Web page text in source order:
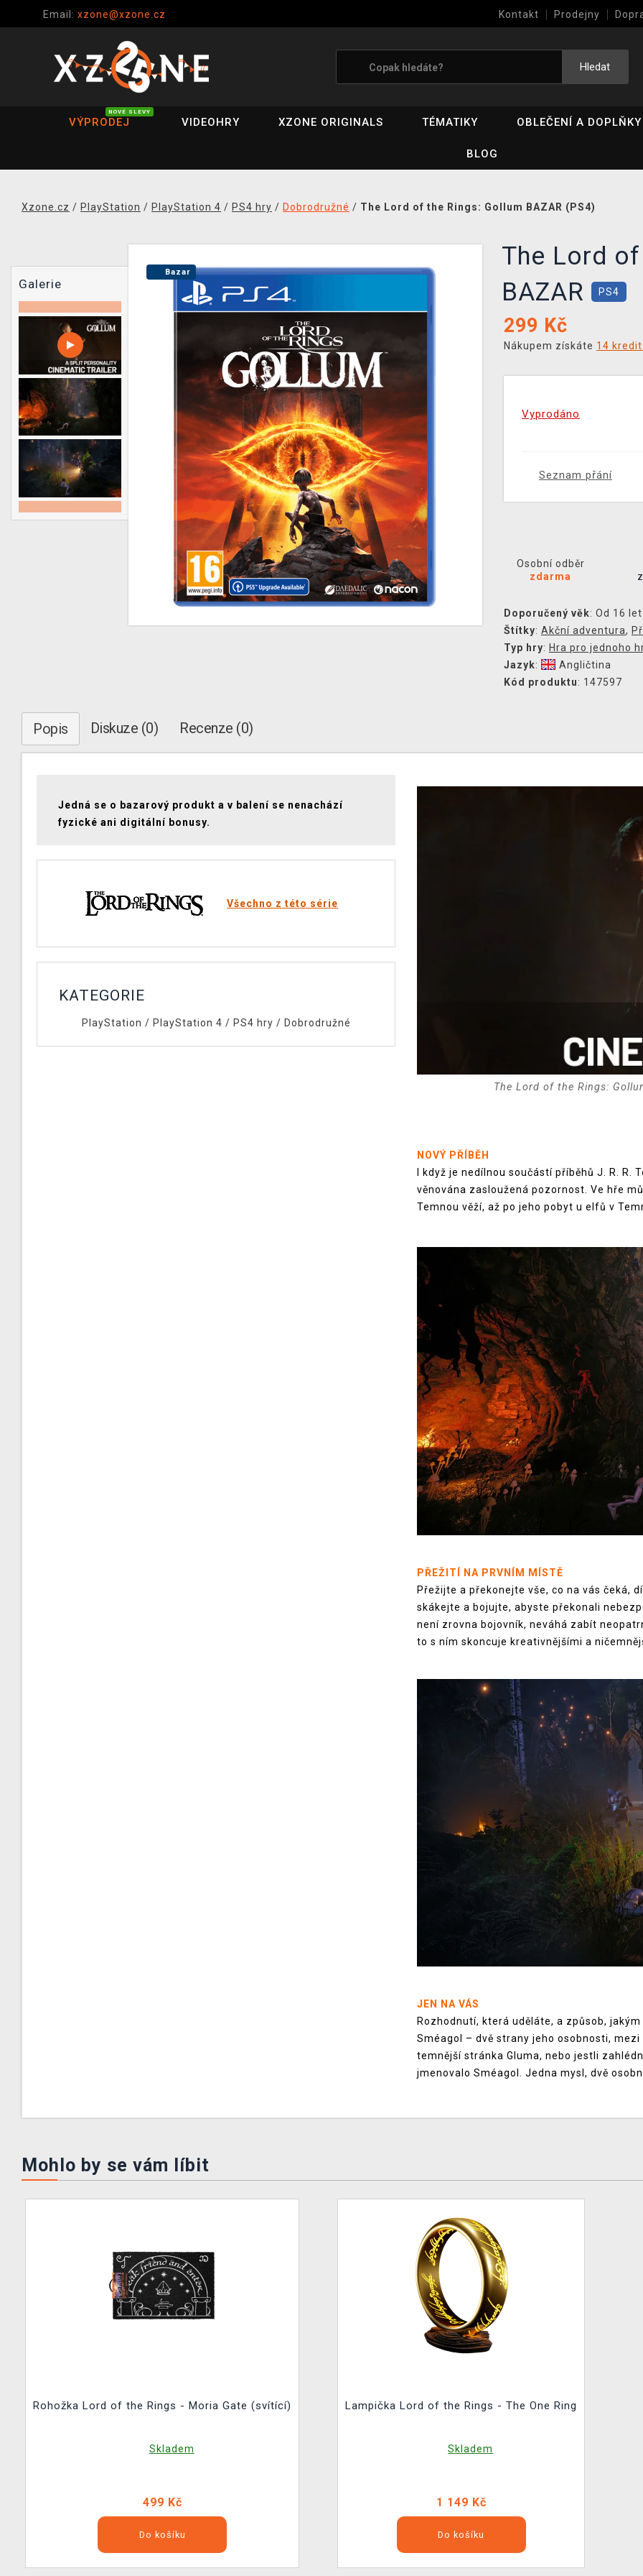
Email: xzone@xzone.cz Kontakt Prodejny
Hledat
VÝPRODEJ
NOVÉ SLEVY
VIDEOHRY XZONE ORIGINALS TÉMATIKY OBLEČENÍ A DOPLŇKY
BLOG
Xzone.cz / PlayStation / PlayStation 4 / PS4 hry / Dobrodružné / The Lord of the Rings: Gollum BAZAR (PS4)
Galerie
Bazar
The Lord
BAZAR
PS4
299 Kč
Nákupem získáte 14
Vyprodáno
Seznam přání
Osobní odběr
zdarma
Doporučený věk: Od 16 let
Štítky: Akční adventura,
Typ hry: Hra pro jednoho
Jazyk:
Angličtina
Kód produktu: 147597
Popis Diskuze (0) Recenze (0)
Jedná se o bazarový produkt a v balení se nenachází
fyzické ani digitální bonusy.
Všechno z této série
KATEGORIE
PlayStation / PlayStation 4 / PS4 hry / Dobrodružné
The Lord of the Rings:
NOVÝ PŘÍBĚH
I když je nedílnou součástí příběhů J. R.
věnována zasloužená pozornost. Ve hře
Temnou věží, až po jeho pobyt u elfů v
PŘEŽITÍ NA PRVNÍM MÍSTĚ
Přežijte a překonejte vše, co na vás čeká,
skákejte a bojujte, abyste překonali
není zrovna bojovník, neváhá zabít
to s ním skoncuje kreativnějšími a
JEN NA VÁS
Rozhodnutí, která uděláte, a způsob,
Sméagol – dvě strany jeho osobnosti,
temnější stránka Gluma, nebo jestli
jmenovalo Sméagol. Jedna mysl, dvě
Mohlo by se vám líbit
Rohožka Lord of the Rings - Moria Gate (svítící)
Skladem
499 Kč
Do košíku
Lampička Lord of the Rings - The One Ring
Skladem
1 149 Kč
Do košíku